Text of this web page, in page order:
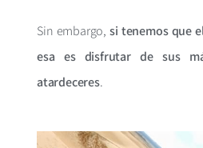
Sin embargo,si tenemos que
esa es disfrutar de sus
atardeceres.